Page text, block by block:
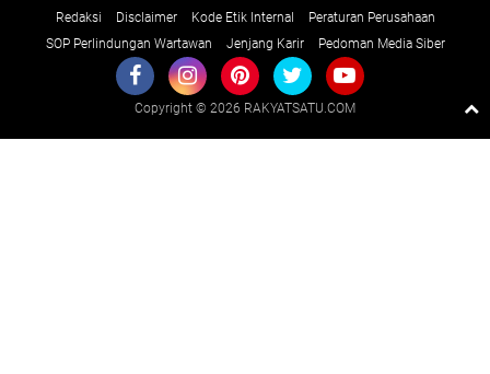
Redaksi Disclaimer Kode Etik Internal
Peraturan Perusahaan
SOP Perlindungan Wartawan
Jenjang Karir Pedoman Media Siber
Copyright © 2026 RAKYATSATU.COM
Raushan